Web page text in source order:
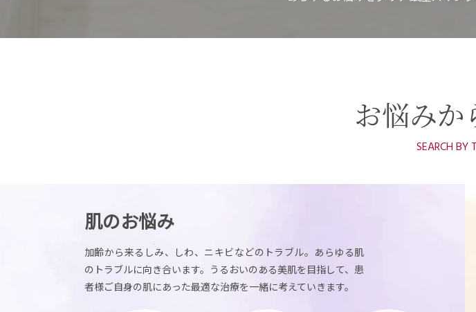
お悩みか
SEARCH BY
肌のお悩み
加齢から来るしみ、しわ、ニキビなどのトラブル。あらゆる肌
のトラブルに向き合います。うるおいのある美肌を目指して、患
者様ご自身の肌にあった最適な治療を一緒に考えていきます。